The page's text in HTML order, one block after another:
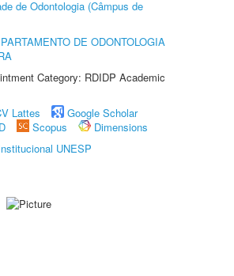
de Odontologia (Câmpus de
DE ODONTOLOGIA
Category: RDIDP Academic
Lattes
Google Scholar
Scopus
Dimensions
UNESP